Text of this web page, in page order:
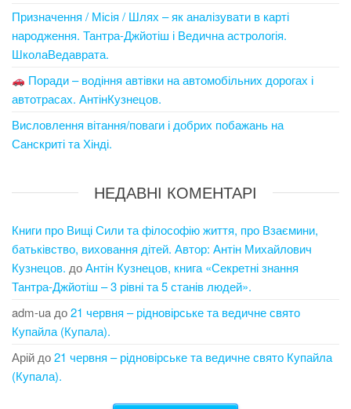
Призначення / Місія / Шлях – як аналізувати в карті
народження. Тантра-Джйотіш і Ведична астрологія.
ШколаВедаврата.
Поради – водіння автівки на автомобільних дорогах і
автотрасах. АнтінКузнецов.
Висловлення вітання/поваги і добрих побажань на
Санскриті та Хінді.
НЕДАВНІ КОМЕНТАРІ
Книги про Вищі Сили та філософію життя, про Взаємини,
батьківство, виховання дітей. Автор: Антін Михайлович
Кузнецов. доАнтін Кузнецов, книга «Секретні знання
Тантра-Джйотіш – 3 рівні та 5 станів людей».
adm-ua до21 червня – рідновірське та ведичне свято
Купайла (Купала).
Арій до21 червня – рідновірське та ведичне свято Купайла
(Купала).